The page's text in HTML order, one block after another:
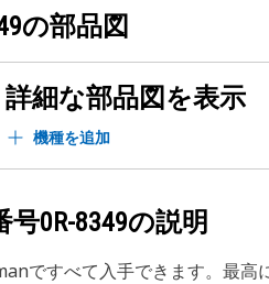
の部品図
詳細な部品図を表示
機種を追加
号0R-8349の説明
ですべて入手できます。最